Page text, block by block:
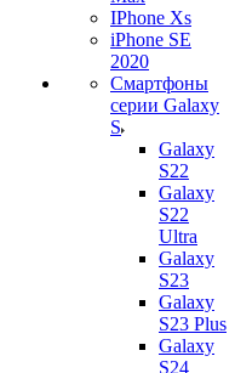
IPhone Xs
iPhone SE
2020
Смартфоны
серии Galaxy
S
Galaxy
S22
Galaxy
S22
Ultra
Galaxy
S23
Galaxy
S23 Plus
Galaxy
S24